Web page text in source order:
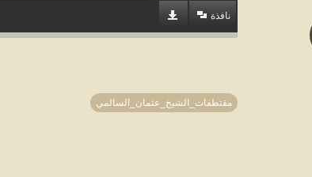
نافذة
مقتطفات_الشيخ_عثمان_السالمي